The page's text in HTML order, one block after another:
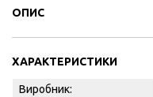
ОПИС
ХАРАКТЕРИСТИКИ
Виробник: